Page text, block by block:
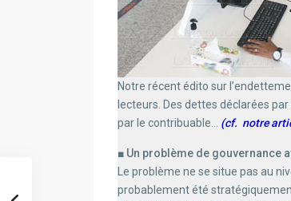
Notre récent édito sur
lecteurs. Des dettes déclarées
par le contribuable…
(cf. notre
■ Un problème de gouvernance
Le problème ne se situe pas au
probablement été